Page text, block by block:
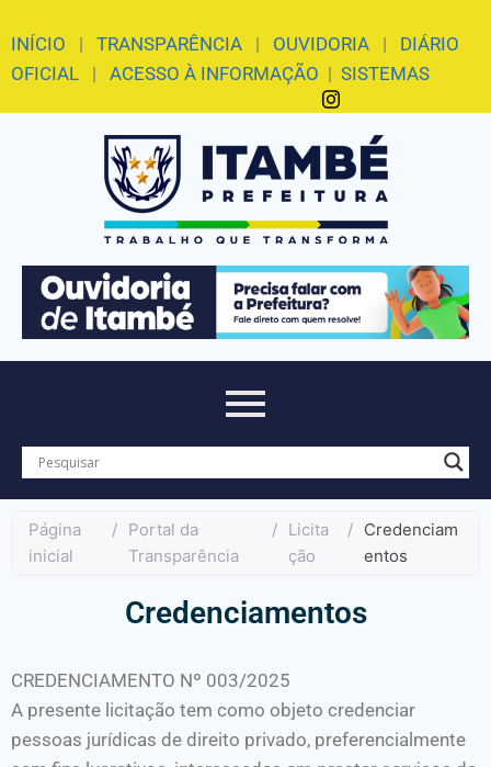
INÍCIO | TRANSPARÊNCIA | OUVIDORIA | DIÁRIO
OFICIAL | ACESSO À INFORMAÇÃO | SISTEMAS
Página
inicial
/ Portal da
Transparência
/ Licita
ção
/ Credenciam
entos
Credenciamentos
CREDENCIAMENTO Nº 003/2025
A presente licitação tem como objeto credenciar
pessoas jurídicas de direito privado, preferencialmente